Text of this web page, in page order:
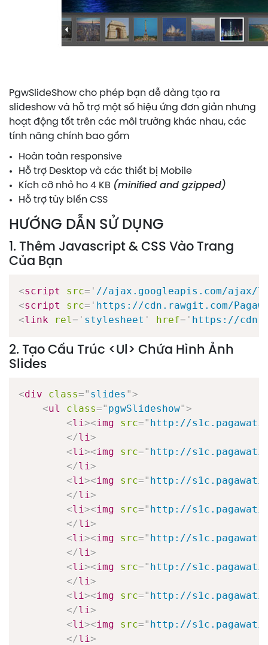
PgwSlideShow cho phép bạn dễ dàng tạo ra
slideshow và hỗ trợ một số hiệu ứng đơn giản nhưng
hoạt động tốt trên các môi trường khác nhau, các
tính năng chính bao gồm
Hoàn toàn responsive
Hỗ trợ Desktop và các thiết bị Mobile
Kích cỡ nhỏ ho 4 KB (minified and gzipped)
Hỗ trợ tùy biến CSS
HƯỚNG DẪN SỬ DỤNG
1. Thêm Javascript & CSS Vào Trang
Của Bạn
<script src= ' //ajax.googleapis.com/
<script src= ' https://cdn.rawgit.com/
<link rel= ' stylesheet ' href= ' https://
2. Tạo Cấu Trúc <ul> Chứa Hình Ảnh
Slides
<div class=" slides ">
<ul class=" pgwSlideshow">
<li><img src=" http://
</li>
<li><img src=" http://
</li>
<li><img src=" http://
</li>
<li><img src=" http://
</li>
<li><img src=" http://
</li>
<li><img src=" http://
</li>
<li><img src=" http://
</li>
<li><img src=" http://
</li>